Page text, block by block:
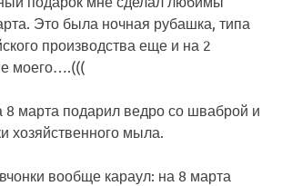
Это была ночная рубашка, типа
производства еще и на 2
моего….(((
марта подарил ведро со шваброй и
хозяйственного мыла.
вообще караул: на 8 марта